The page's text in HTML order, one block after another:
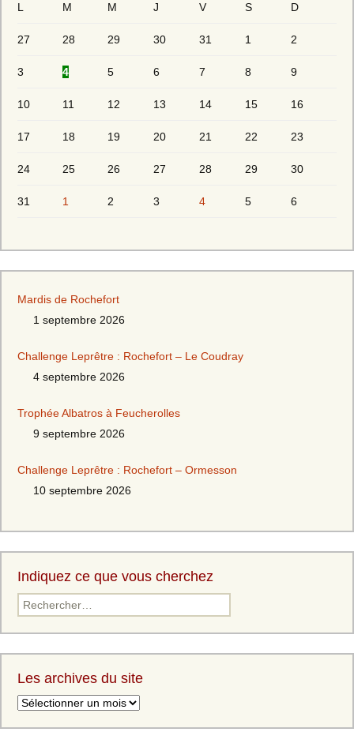
L M M J V S D
27 28 29 30 31 1 2
3 4 5 6 7 8 9
10 11 12 13 14 15 16
17 18 19 20 21 22 23
24 25 26 27 28 29 30
31 1 2 3 4 5 6
Mardis de Rochefort
1 septembre 2026
Challenge Leprêtre : Rochefort – Le Coudray
4 septembre 2026
Trophée Albatros à Feucherolles
9 septembre 2026
Challenge Leprêtre : Rochefort – Ormesson
10 septembre 2026
Indiquez ce que vous cherchez
Les archives du site